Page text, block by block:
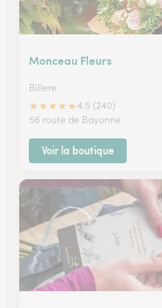
Monceau Fleurs
Billere
★★★★★4.5 (240)
56 route de Bayonne
Voir la boutique